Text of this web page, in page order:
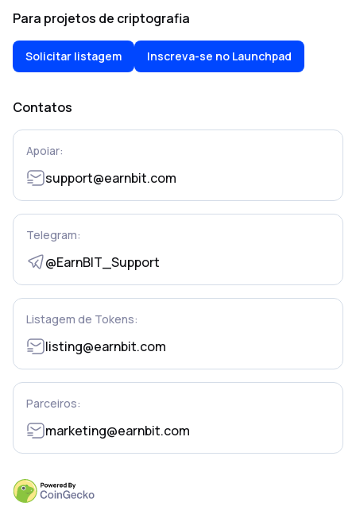
Para projetos de criptografia
Solicitar listagem Inscreva-se no Launchpad
Contatos
Apoiar:
support@earnbit.com
Telegram:
@EarnBIT_Support
Listagem de Tokens:
listing@earnbit.com
Parceiros:
marketing@earnbit.com